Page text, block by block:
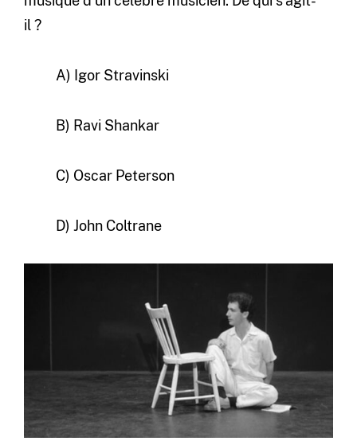
il ?
A) Igor Stravinski
B) Ravi Shankar
C) Oscar Peterson
D) John Coltrane